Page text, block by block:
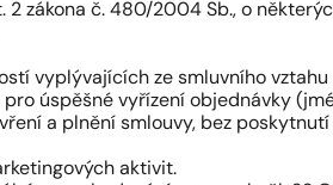
2 zákona č. 480/2004 Sb., o
vyplývajících ze smluvního
úspěšné vyřízení objednávky
a plnění smlouvy, bez
aktivit.